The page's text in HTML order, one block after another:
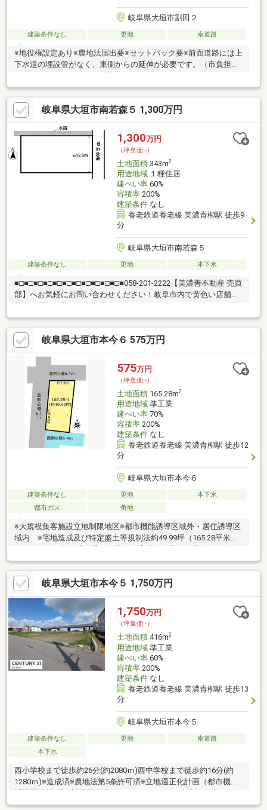
岐阜県大垣市割田２
建築条件なし 更地 南道路
※地役権設定あり※農地法届出要※セットバック要※前面道路には上
下水道の埋設管がなく、東側からの延伸が必要です。（市負担）
なります。※都市機能誘導区域外/居住誘導区域内※宅地造成及び
特定盛土等規制法センチュリー２１真永不動産はココがおすすめ
〇幅広い取り扱い物件！〇無料住宅ローン相談できます！〇地域
最大級の営業スタッフ数！〇キッズスペース完備！〇不動産以外
の知識も豊富です！営業時間9：30～18：00 (定休日：水曜日)こ
の時間帯はお電話でのお問い合わせがスムーズにご案内できま
す。
岐阜県大垣市南若森５ 1,300万円
1,300万円
（坪単価:-）
土地面積343m2
用途地域１種住居
建ぺい率60%
容積率200%
建築条件なし
養老鉄道養老線 美濃青柳駅 徒歩9
分
岐阜県大垣市南若森５
建築条件なし 更地 本下水
■□■□■□■□■□■□■□■□■□■□■□■058-201-2222【美濃善不動産 売買
部】へお気軽にお問い合わせください！岐阜市内で黄色い店舗・
濃善不動産です！岐阜を知っている岐阜の不動産エキスパート！
土地探しも住まい探しも建築も不動産のことならお任せ下さい。
■売買保有物件1000件以上！
岐阜県大垣市本今６ 575万円
575万円
（坪単価:-）
土地面積165.28m2
用途地域準工業
建ぺい率70%
容積率200%
建築条件なし
養老鉄道養老線 美濃青柳駅 徒歩12
分
岐阜県大垣市本今６
建築条件なし 更地
本下水
都市ガス
角地
※大規模集客施設立地制限地区※都市機能誘導区域外・居住誘導区
域内 ※宅地造成及び特定盛土等規制法約49.99坪（165.28平米）
6.4mの水路と約25mの開放空間が広がるため、陽当たり・風通し
ともに良好です。建築条件はなく、お好きなハウスメーカー・工
務店で建築可能。ローソン・バロー・ホームセンターバローが徒
歩約7分圏内、イオンモール大垣約800mと生活利便性も良好。上
下水道・都市ガス完備で、快適な住環境が整っています。ぜひ現
地で開放感をご体感ください。
岐阜県大垣市本今５ 1,750万円
1,750万円
（坪単価:-）
土地面積416m2
用途地域準工業
建ぺい率60%
容積率200%
建築条件なし
養老鉄道養老線 美濃青柳駅 徒歩13
分
岐阜県大垣市本今５
建築条件なし 更地
南道路
本下水
西小学校まで徒歩約26分(約2080ｍ)西中学校まで徒歩約16分(約
1280ｍ)※造成済※農地法第5条許可済※立地適正化計画（都市機能
誘導区域外/居住誘導区域内）センチュリー２１真永不動産はココ
がおすすめ〇幅広い取り扱い物件！ 土地・中古住宅・新築住